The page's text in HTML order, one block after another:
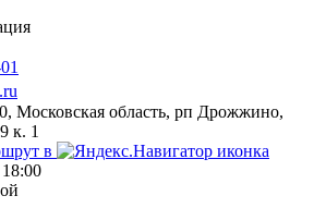
Московская область, рп Дрожжино,
к. 1
в